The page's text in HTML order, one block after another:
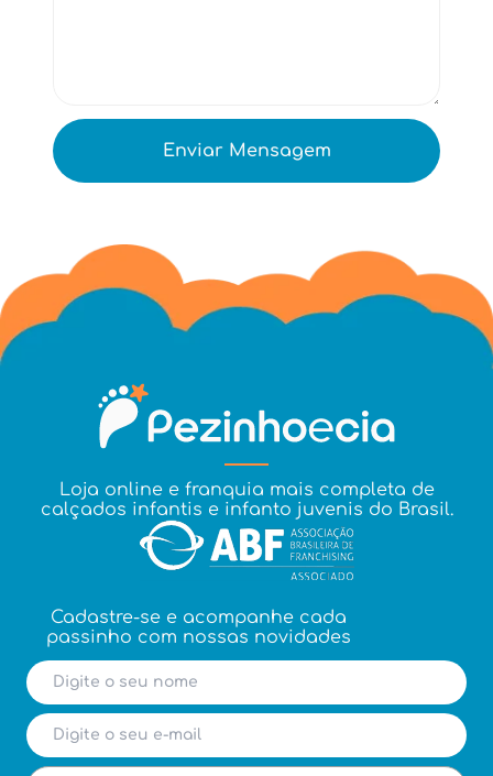
Enviar Mensagem
Loja online e franquia mais completa de
calçados infantis e infanto juvenis do Brasil.
Cadastre-se e acompanhe cada
passinho com nossas novidades